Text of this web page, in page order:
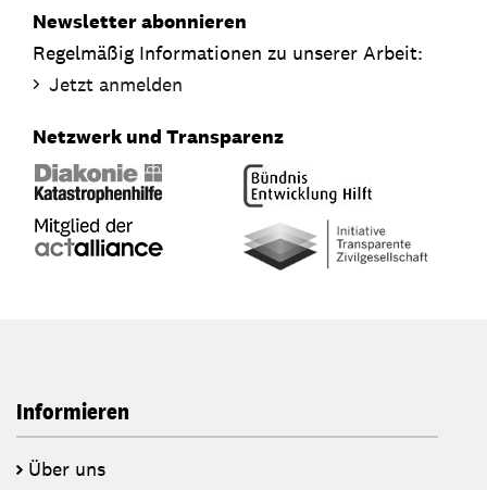
Newsletter abonnieren
Regelmäßig Informationen zu unserer Arbeit:
Jetzt anmelden
Netzwerk und Transparenz
Informieren
Über uns